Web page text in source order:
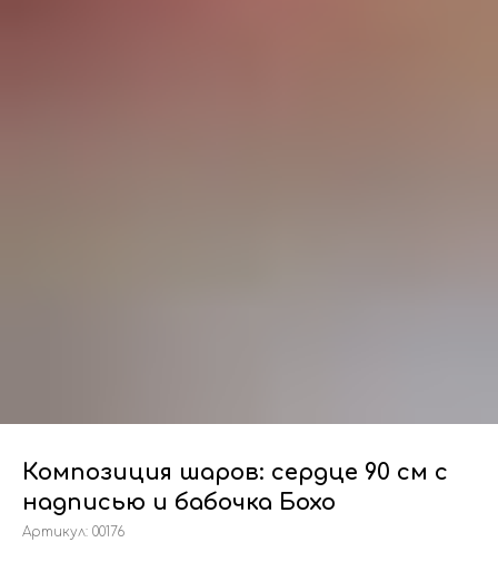
Композиция шаров: сердце 90 см с
надписью и бабочка Бохо
Артикул: 00176